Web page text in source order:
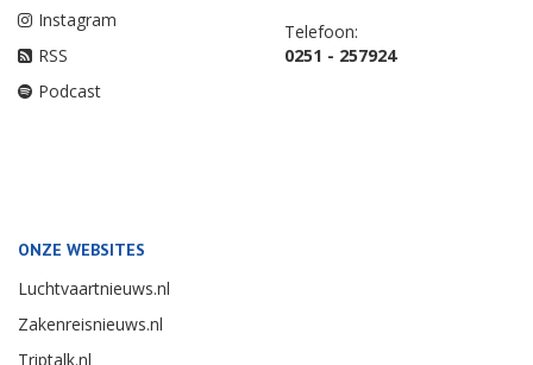
Instagram
RSS
Podcast
Telefoon:
0251 - 257924
ONZE WEBSITES
Luchtvaartnieuws.nl
Zakenreisnieuws.nl
Triptalk.nl